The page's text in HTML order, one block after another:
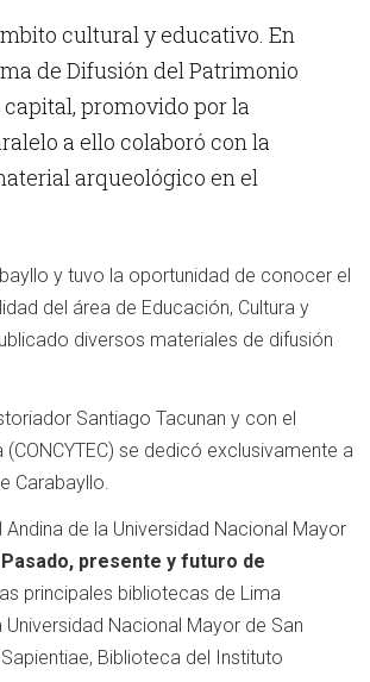
cultural y educativo. En
de Difusión del Patrimonio
promovido por la
a ello colaboró con la
arqueológico en el
y tuvo la oportunidad de conocer el
del área de Educación, Cultura y
diversos materiales de difusión
Santiago Tacunan y con el
se dedicó exclusivamente a
Carabayllo.
de la Universidad Nacional Mayor
presente y futuro de
principales bibliotecas de Lima
Nacional Mayor de San
Biblioteca del Instituto